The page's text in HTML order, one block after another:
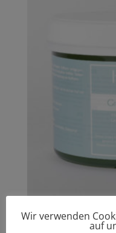
Huffett „Grün“
Wir verwenden
auf